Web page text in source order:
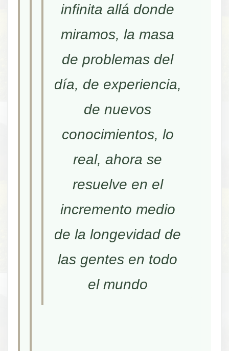
infinita allá donde
miramos, la masa
de problemas del
día, de experiencia,
de nuevos
conocimientos, lo
real, ahora se
resuelve en el
incremento medio
de la longevidad de
las gentes en todo
el mundo